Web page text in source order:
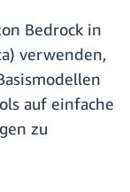
Bedrock in
verwenden,
auf einfache
zu